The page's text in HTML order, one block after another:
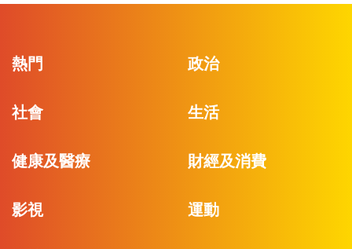
熱門 政治
社會 生活
健康及醫療 財經及消費
影視 運動